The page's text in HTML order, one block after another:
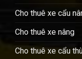
Cho thuê xe cẩu
Cho thuê xe nâng
Cho thuê xe cẩu